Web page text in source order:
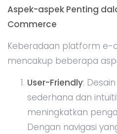
Aspek-aspek Penting
Commerce
Keberadaan platform e-
mencakup beberapa
User-Friendly:
sederhana dan
meningkatkan
Dengan navigasi